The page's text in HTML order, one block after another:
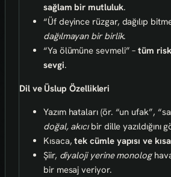
sağlam bir mutluluk.
“Üf deyince rüzgar, dağılıp
dağılmayan bir birlik.
“Ya ölümüne sevmeli” –tüm
sevgi.
Dil ve Üslup Özellikleri
Yazım hataları (ör. “un ufak”,
doğal, akıcıbir dille yazıldığını
Kısaca,tek cümle yapısı ve
Şiir, diyaloji yerine monolog
bir mesaj veriyor.